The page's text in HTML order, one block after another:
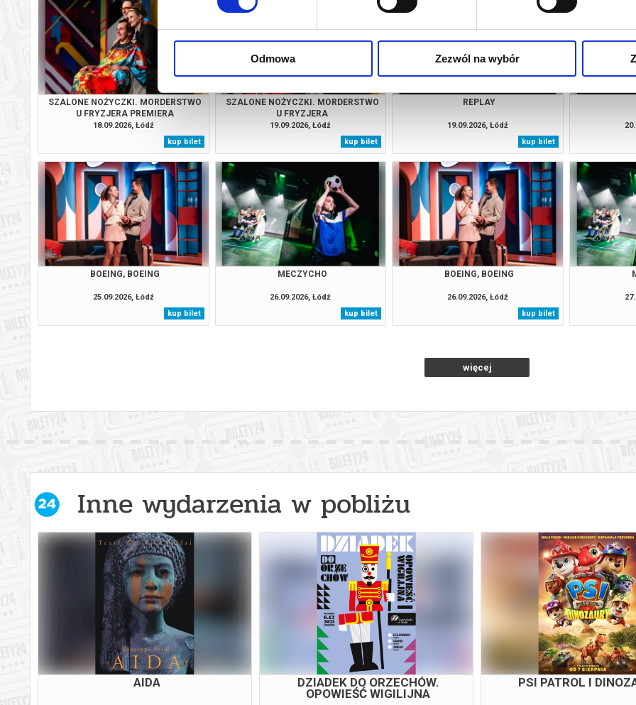
Odmowa Zezwól na wybór
SZALONE NOŻYCZKI. MORDERSTWO
U FRYZJERA PREMIERA
18.09.2026, Łódź
kup bilet
SZALONE NOŻYCZKI. MORDERSTWO
U FRYZJERA
19.09.2026, Łódź
kup bilet
REPLAY
19.09.2026, Łódź
kup bilet
BOEING, BOEING
25.09.2026, Łódź
kup bilet
MECZYCHO
26.09.2026, Łódź
kup bilet
BOEING, BOEING
26.09.2026, Łódź
kup bilet
więcej
Inne wydarzenia w pobliżu
PŁYWALNIA
CARMEN - JUBILEUSZ 60-LECIA
TWŁ
KONCERT